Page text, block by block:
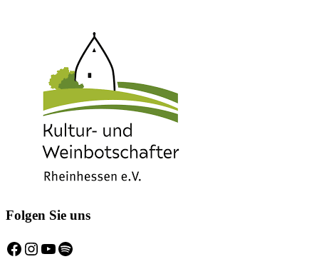
Folgen Sie uns
Facebook
Instagram
YouTube
Spotify